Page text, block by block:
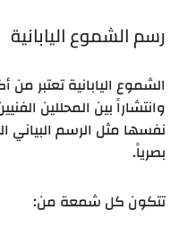
رسم الشموع اليابانية
الشموع اليابانية تعتبر من
وانتشاراً بين المحللين
نفسها مثل الرسم البياني
بصرياً.
تتكون كل شمعة من: